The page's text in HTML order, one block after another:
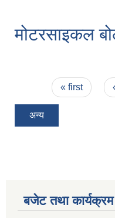
मोटरसाइकल
Pages« first
अन्य
बजेट तथा कार्यक्रम